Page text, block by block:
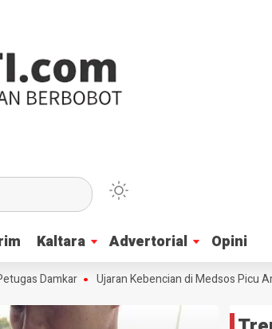
Kaltara Advertorial Opini
Kaltara Advertorial Opini
Damkar Ujaran Kebencian di Medsos Picu Amarah